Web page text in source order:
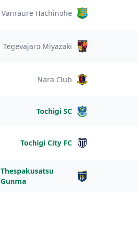
Vanraure Hachinohe
Tegevajaro Miyazaki
Nara Club
Tochigi SC
Tochigi City FC
Thespakusatsu
Gunma